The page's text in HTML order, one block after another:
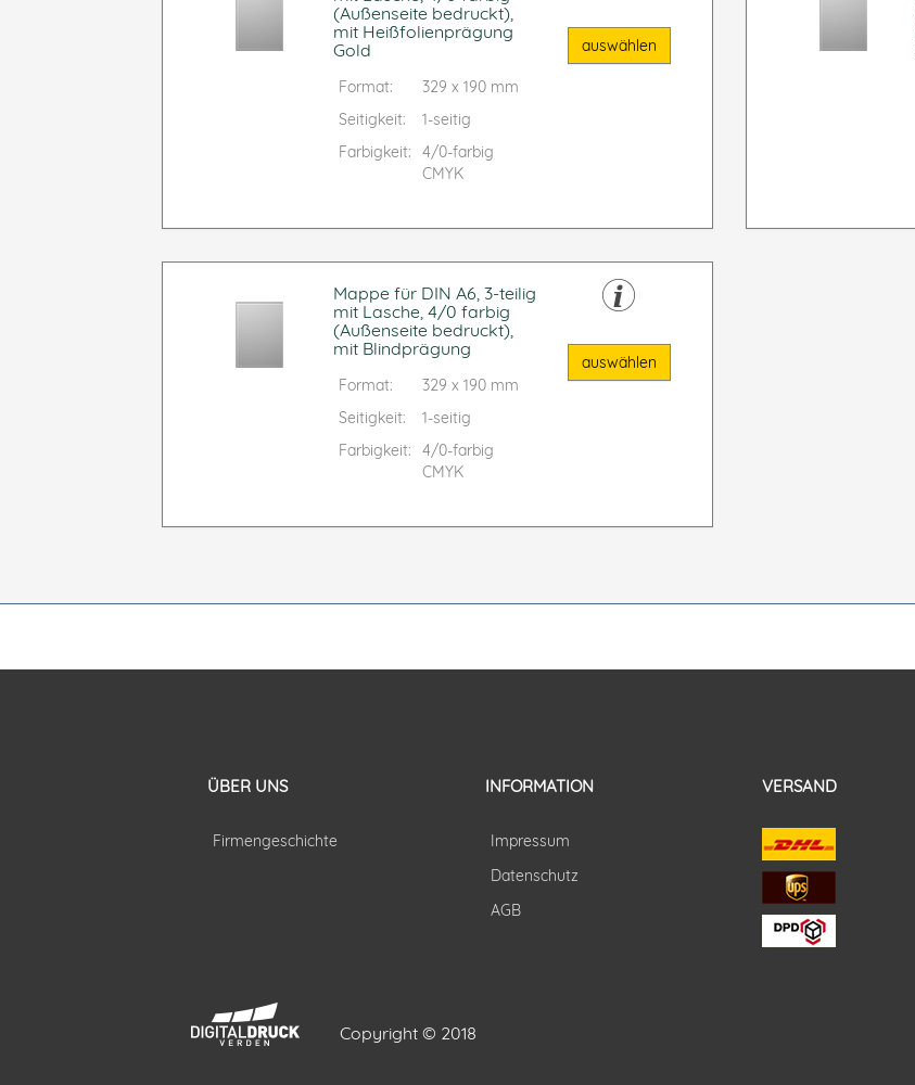
(Außenseite bedruckt),
mit Heißfolienprägung
Gold
Format:
329 x 190 mm
Seitigkeit:
1-seitig
Farbigkeit:
4/0-farbig
CMYK
auswählen
Mappe für DIN A6, 3-teilig
mit Lasche, 4/0 farbig
(Außenseite bedruckt),
mit Blindprägung
Format:
329 x 190 mm
Seitigkeit:
1-seitig
Farbigkeit:
4/0-farbig
CMYK
auswählen
ÜBER UNS
Firmengeschichte
INFORMATION
Impressum
Datenschutz
AGB
VERSAND
Copyright © 2018